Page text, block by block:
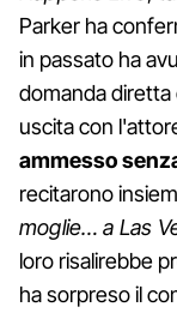
Parker ha
in passato ha
domanda
uscita con
ammesso
recitarono
moglie… a Las
loro risalirebbe
ha sorpreso il